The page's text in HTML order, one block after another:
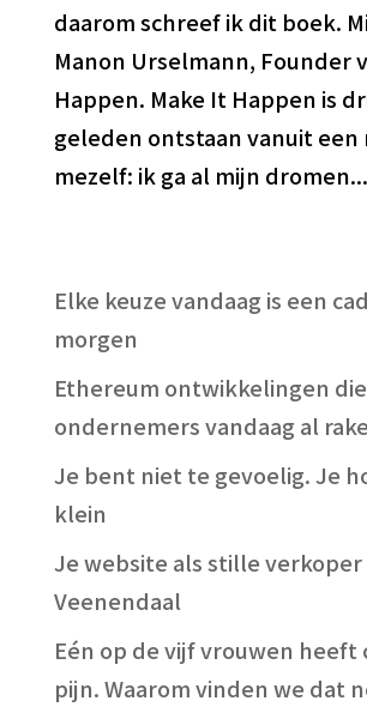
daarom schreef ik dit boek.
Manon Urselmann, Founder
Happen. Make It Happen is
geleden ontstaan vanuit een
mezelf: ik ga al mijn dromen...
Elke keuze vandaag is een
morgen
Ethereum ontwikkelingen die
ondernemers vandaag al
Je bent niet te gevoelig. Je
klein
Je website als stille verkoper
Veenendaal
Eén op de vijf vrouwen heeft
pijn. Waarom vinden we dat